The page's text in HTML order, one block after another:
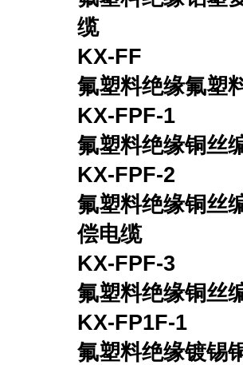
缆
KX-FF
氟塑料绝缘氟塑
KX-FPF-1
氟塑料绝缘铜丝
KX-FPF-2
氟塑料绝缘铜丝
偿电缆
KX-FPF-3
氟塑料绝缘铜丝
KX-FP1F-1
氟塑料绝缘镀锡